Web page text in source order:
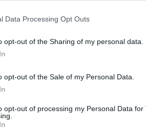
Data Processing Opt Outs
opt-out of the Sharing of my personal data.
opt-out of the Sale of my Personal Data.
opt-out of processing my Personal Data for
τις επιθέσεις κατά των